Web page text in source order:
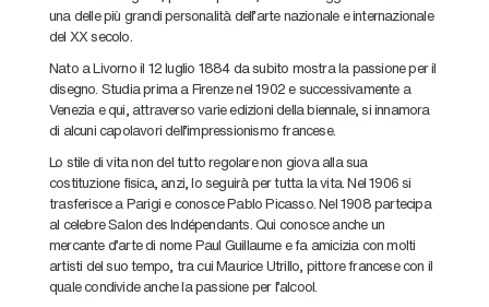
una delle più grandi personalità dell’arte nazionale e internazionale
del XX secolo.
Nato a Livorno il 12 luglio 1884 da subito mostra la passione per il
disegno. Studia prima a Firenze nel 1902 e successivamente a
Venezia e qui, attraverso varie edizioni della biennale, si innamora
di alcuni capolavori dell’impressionismo francese.
Lo stile di vita non del tutto regolare non giova alla sua
costituzione fisica, anzi, lo seguirà per tutta la vita. Nel 1906 si
trasferisce a Parigi e conosce Pablo Picasso. Nel 1908 partecipa
al celebre Salon des Indépendants. Qui conosce anche un
mercante d’arte di nome Paul Guillaume e fa amicizia con molti
artisti del suo tempo, tra cui Maurice Utrillo, pittore francese con il
quale condivide anche la passione per l’alcool.